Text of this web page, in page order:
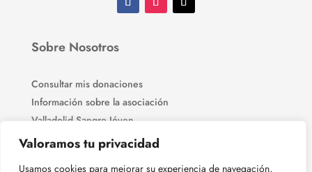
Valoramos tu privacidad
Usamos cookies para mejorar su experiencia de navegación,
Sobre Nosotros
Consultar mis donaciones
Información sobre la asociación
Valladolid Sangre Jóven
Información sobre donaciones